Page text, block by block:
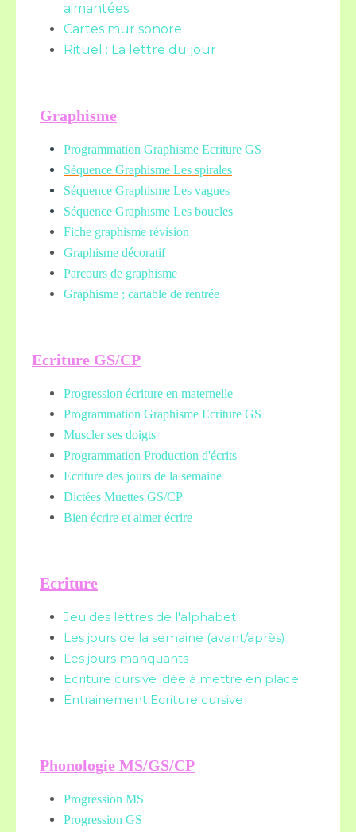
aimantées
Cartes mur sonore
Rituel : La lettre du jour
Graphisme
Programmation Graphisme Ecriture GS
Séquence Graphisme Les spirales
Séquence Graphisme Les vagues
Séquence Graphisme Les boucles
Fiche graphisme révision
Graphisme décoratif
Parcours de graphisme
Graphisme ; cartable de rentrée
Ecriture GS/CP
Progression écriture en maternelle
Programmation Graphisme Ecriture GS
Muscler ses doigts
Programmation Production d'écrits
Ecriture des jours de la semaine
Dictées Muettes GS/CP
Bien écrire et aimer écrire
Ecriture
Jeu des lettres de l'alphabet
Les jours de la semaine (avant/après)
Les jours manquants
Ecriture cursive idée à mettre en place
Entrainement Ecriture cursive
Phonologie MS/GS/CP
Progression MS
Progression GS